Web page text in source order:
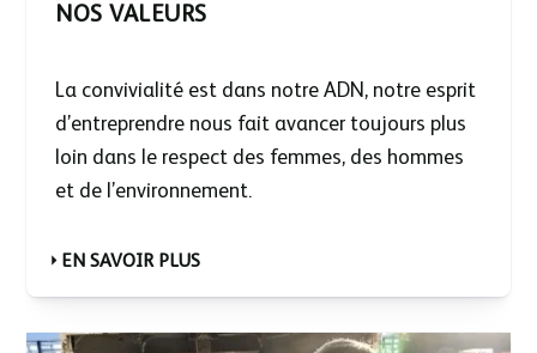
NOS VALEURS
La convivialité est dans notre ADN, notre esprit
d’entreprendre nous fait avancer toujours plus
loin dans le respect des femmes, des hommes
et de l’environnement.
EN SAVOIR PLUS